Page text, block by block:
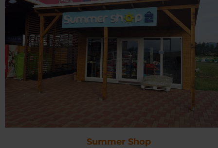
Summer Shop